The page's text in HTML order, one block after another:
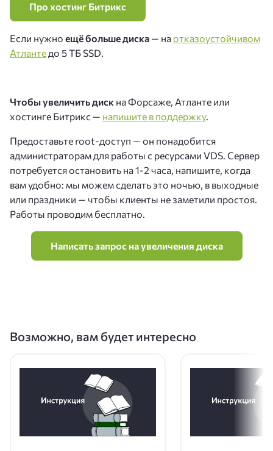
Про хостинг Битрикс
Если нужно ещё больше диска — наотказоустойчивом
Атланте до 5 ТБ SSD.
Чтобы увеличить диск на Форсаже, Атланте или
хостинге Битрикс — напишите в поддержку.
Предоставьте root-доступ — он понадобится
администраторам для работы с ресурсами VDS. Сервер
потребуется остановить на 1-2 часа, напишите, когда
вам удобно: мы можем сделать это ночью, в выходные
или праздники — чтобы клиенты не заметили простоя.
Работы проводим бесплатно.
Написать запрос на увеличения диска
Возможно, вам будет интересно